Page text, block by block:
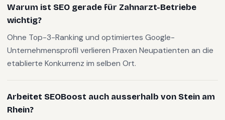
Warum ist SEO gerade für Zahnarzt-Betriebe
wichtig?
Ohne Top-3-Ranking und optimiertes Google-
Unternehmensprofil verlieren Praxen Neupatienten an die
etablierte Konkurrenz im selben Ort.
Arbeitet SEOBoost auch ausserhalb von Stein am
Rhein?